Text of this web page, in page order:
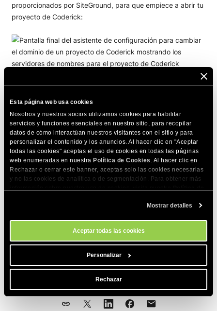
Esta página web usa cookies
Nosotros y nuestros socios utilizamos cookies para habilitar
servicios y funciones esenciales en nuestro sitio, para recopilar
datos de cómo interactúan nuestros visitantes con el sitio y para
personalizar el contenido y los anuncios. Al hacer clic en "Aceptar
todas las cookies" aceptas el uso de cookies en todas las páginas
web enumeradas en nuestra Política de Cookies . Al hacer clic en
Rechazar o cerrar este banner, aceptas solo las cookies necesarias
y no las cookies de analítica o de segmentación. Para obtener más
momento a través de la herramienta Configuración de Cookies de
Mostrar detalles
Aceptar todas las cookies
Personalizar
Rechazar
proporcionados por SiteGround, para que empiece a abrir tu
proyecto de Coderick:
Si el dominio que quieres usar está registrado por
SiteGround (puedes
registrar un nuevo dominio a través de
tu Área de Cliente
), lo apuntaremos automáticamente.
IMPORTANTE!Si el dominio personalizado de tu
proyecto Coderickapunta a los nombres de
servidor de SiteGround
, instalaremos
automáticamente un certificado SSL.
Si el dominio solo apunta por un registro A o no
contacta con nuestro equipo de soportepara
obtener más ayuda.
COMPARTE ESTE ARTÍCULO